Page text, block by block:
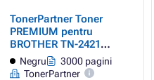
TonerPartner Toner
PREMIUM pentru
BROTHER TN-2421
(TN2421), black (negru)
Negru
3000 pagini
TonerPartner